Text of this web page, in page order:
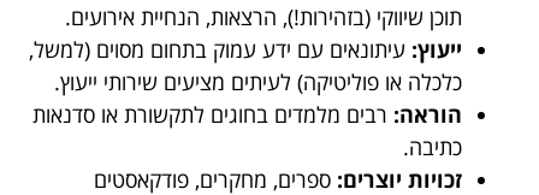
תוכן שיווקי (בזהירות!), הרצאות, הנחיית אירועים.
ייעוץ: עיתונאים עם ידע עמוק בתחום מסוים (למשל,
כלכלה או פוליטיקה) לעיתים מציעים שירותי ייעוץ.
הוראה: רבים מלמדים בחוגים לתקשורת או סדנאות
כתיבה.
זכויות יוצרים: ספרים, מחקרים, פודקאסטים